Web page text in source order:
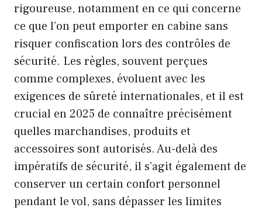
rigoureuse, notamment en ce qui concerne
ce que l’on peut emporter en cabine sans
risquer confiscation lors des contrôles de
sécurité. Les règles, souvent perçues
comme complexes, évoluent avec les
exigences de sûreté internationales, et il est
crucial en 2025 de connaître précisément
quelles marchandises, produits et
accessoires sont autorisés. Au-delà des
impératifs de sécurité, il s’agit également de
conserver un certain confort personnel
pendant le vol, sans dépasser les limites